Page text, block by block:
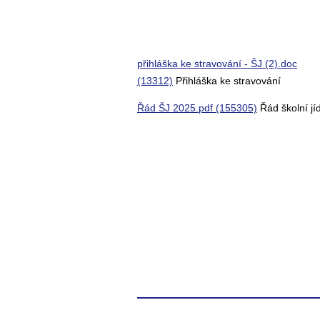
přihláška ke stravování - ŠJ (2).doc
(13312) Přihláška ke stravování
Řád ŠJ 2025.pdf (155305) Řád školní